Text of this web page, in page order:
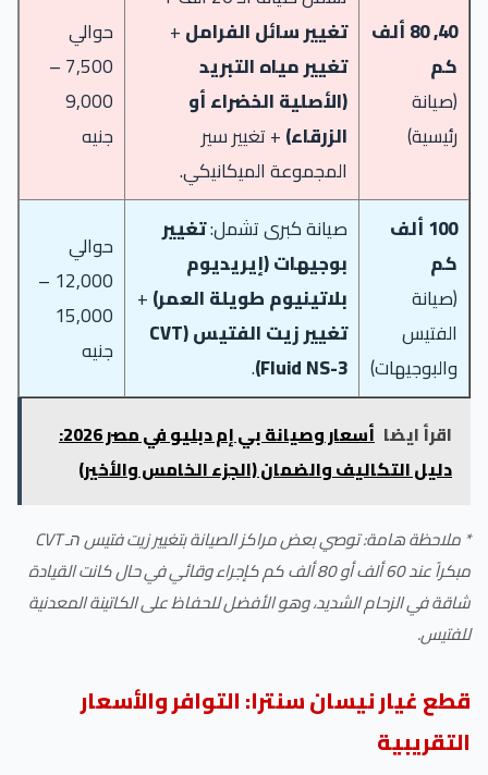
40, 80 ألف
كم
(صيانة
رئيسية)
تغيير سائل الفرامل+
تغيير مياه التبريد
(الأصلية الخضراء أو
الزرقاء)+ تغيير سير
المجموعة الميكانيكي.
حوالي
7,500 –
9,000
جنيه
100 ألف
كم
(صيانة
الفتيس
والبوجيهات)
صيانة كبرى تشمل:تغيير
بوجيهات (إيريديوم
بلاتينيوم طويلة العمر)+
تغيير زيت الفتيس (CVT
Fluid NS-3)
.
حوالي
12,000 –
15,000
جنيه
اقرأ ايضا
أسعار وصيانة بي إم دبليو في مصر 2026:
دليل التكاليف والضمان (الجزء الخامس والأخير)
* ملاحظة هامة: توصي بعض مراكز الصيانة بتغيير زيت فتيس הـ CVT
مبكراً عند 60 ألف أو 80 ألف كم كإجراء وقائي في حال كانت القيادة
شاقة في الزحام الشديد، وهو الأفضل للحفاظ على الكاتينة المعدنية
للفتيس.
قطع غيار نيسان سنترا: التوافر والأسعار
التقريبية